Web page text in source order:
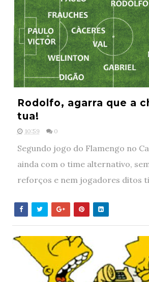
Rodolfo, agarra que a
tua!
10:59 0
Segundo jogo do Flamengo no
ainda com o time alternativo,
reforços e nem jogadores ditos